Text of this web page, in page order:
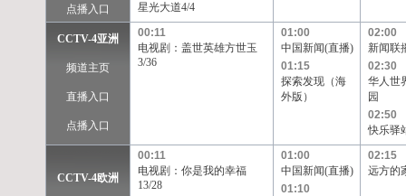
点播入口
星光大道4/4
CCTV-4亚洲
频道主页
直播入口
点播入口
00:11
电视剧：盖世英雄方世玉
3/36
01:00
中国新闻(直播)
01:15
探索发现（海
外版）
02:00
新闻联
02:30
华人世
园
02:50
快乐驿
CCTV-4欧洲
00:11
电视剧：你是我的幸福
13/28
01:00
中国新闻(直播)
01:10
02:15
远方的